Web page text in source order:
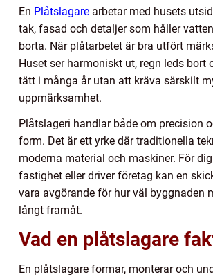
En Plåtslagare arbetar med husets
tak, fasad och detaljer som håller
borta. När plåtarbetet är bra utfört
Huset ser harmoniskt ut, regn leds bort
tätt i många år utan att kräva särskilt
uppmärksamhet.
Plåtslageri handlar både om precision
form. Det är ett yrke där traditionella
moderna material och maskiner. För
fastighet eller driver företag kan en
vara avgörande för hur väl byggnaden
långt framåt.
Vad en plåtslagare
En plåtslagare formar, monterar och